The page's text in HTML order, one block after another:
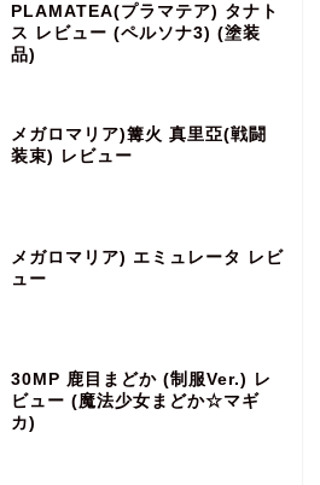
PLAMATEA(プラマテア) タナト
ス レビュー (ペルソナ3) (塗装
品)
メガロマリア)篝火 真里亞(戦闘
装束) レビュー
メガロマリア) エミュレータ レビ
ュー
30MP 鹿目まどか (制服Ver.) レ
ビュー (魔法少女まどか☆マギ
カ)